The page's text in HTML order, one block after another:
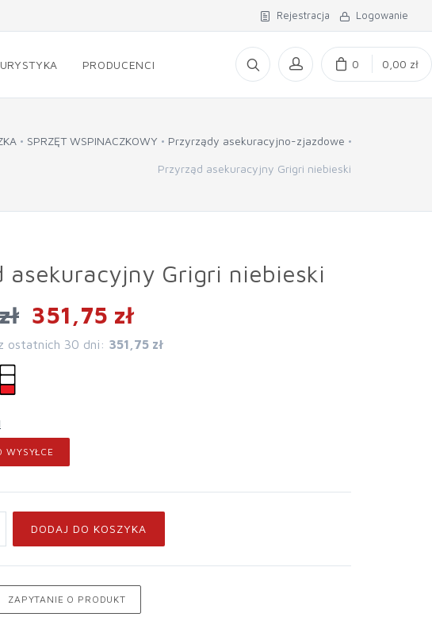
Rejestracja Logowanie
PRODUCENCI 0 0,00 zł
SPRZĘT WSPINACZKOWY Przyrządy asekuracyjno-zjazdowe
Przyrząd asekuracyjny Grigri niebieski
asekuracyjny Grigri niebieski
351,75 zł
ostatnich 30 dni: 351,75 zł
WYSYŁCE
DODAJ DO KOSZYKA
ZAPYTANIE O PRODUKT